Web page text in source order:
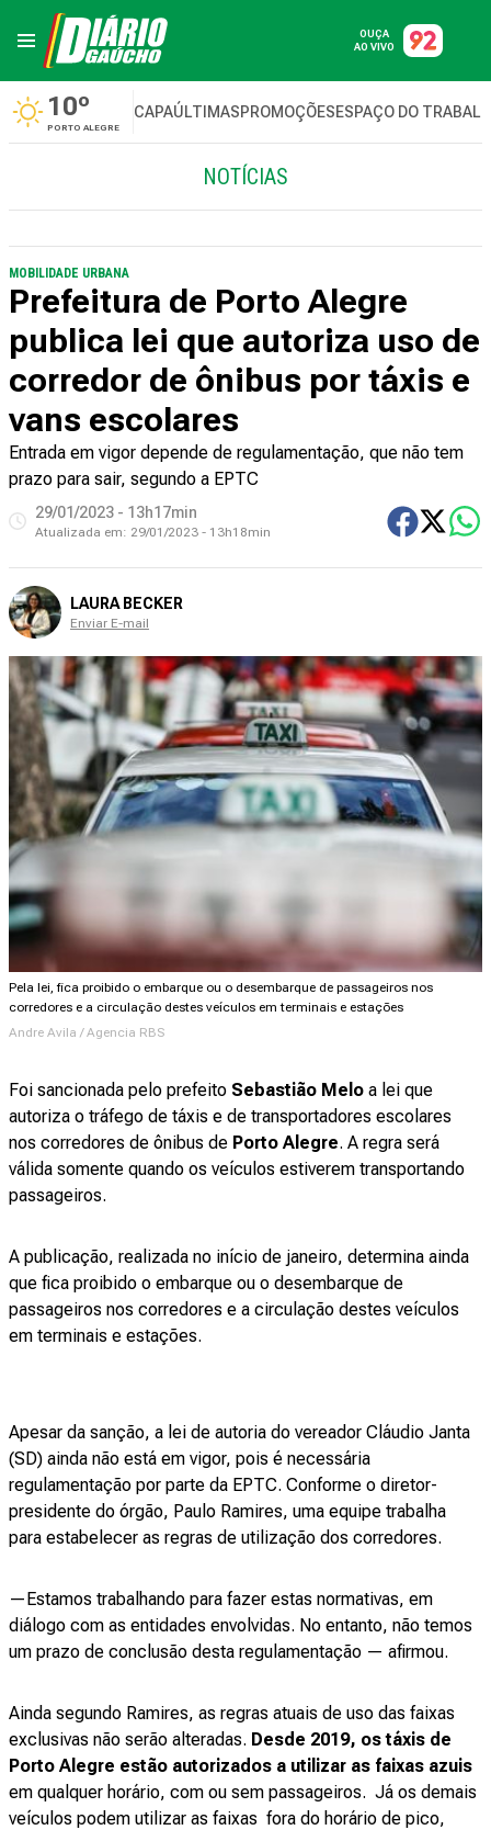
OUÇA
AO VIVO
10º
PORTO ALEGRE
CAPAÚLTIMASPROMOÇÕESESPAÇO DO
NOTÍCIAS
MOBILIDADE URBANA
Prefeitura de Porto Alegre
publica lei que autoriza uso de
corredor de ônibus por táxis e
vans escolares
Entrada em vigor depende de regulamentação, que não tem
prazo para sair, segundo a EPTC
29/01/2023 - 13h17min
Atualizada em: 29/01/2023 - 13h18min
LAURA BECKER
Enviar E-mail
Pela lei, fica proibido o embarque ou o desembarque de passageiros nos
corredores e a circulação destes veículos em terminais e estações
Andre Avila / Agencia RBS
Foi sancionada pelo prefeito Sebastião Melo a lei que
autoriza o tráfego de táxis e de transportadores escolares
nos corredores de ônibus de Porto Alegre. A regra será
válida somente quando os veículos estiverem transportando
passageiros.
A publicação, realizada no início de janeiro, determina ainda
que fica proibido o embarque ou o desembarque de
passageiros nos corredores e a circulação destes veículos
em terminais e estações.
Apesar da sanção, a lei de autoria do vereador Cláudio Janta
(SD) ainda não está em vigor, pois é necessária
regulamentação por parte da EPTC. Conforme o diretor-
presidente do órgão, Paulo Ramires, uma equipe trabalha
para estabelecer as regras de utilização dos corredores.
—Estamos trabalhando para fazer estas normativas, em
diálogo com as entidades envolvidas. No entanto, não temos
um prazo de conclusão desta regulamentação — afirmou.
Ainda segundo Ramires, as regras atuais de uso das faixas
exclusivas não serão alteradas. Desde 2019, os táxis de
Porto Alegre estão autorizados a utilizar as faixas azuis
em qualquer horário, com ou sem passageiros. Já os demais
veículos podem utilizar as faixas fora do horário de pico,